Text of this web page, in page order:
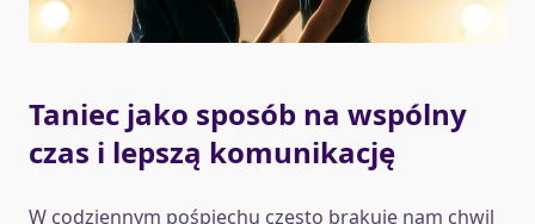
Taniec jako sposób na wspólny
czas i lepszą komunikację
W codziennym pośpiechu często brakuje nam chwil